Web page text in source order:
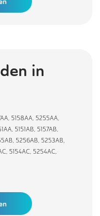
in
, 5158AA, 5255AA,
, 5151AB, 5157AB,
, 5256AB, 5253AB,
, 5154AC, 5254AC,